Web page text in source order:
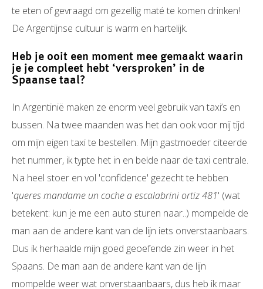
te eten of gevraagd om gezellig maté te komen drinken!
De Argentijnse cultuur is warm en hartelijk.
Heb je ooit een moment mee gemaakt waarin
je je compleet hebt ‘versproken’ in de
Spaanse taal?
In Argentinië maken ze enorm veel gebruik van taxi’s en
bussen. Na twee maanden was het dan ook voor mij tijd
om mijn eigen taxi te bestellen. Mijn gastmoeder citeerde
het nummer, ik typte het in en belde naar de taxi centrale.
Na heel stoer en vol 'confidence' gezecht te hebben
'queres mandame un coche a escalabrini ortiz 481' (wat
betekent: kun je me een auto sturen naar..) mompelde de
man aan de andere kant van de lijn iets onverstaanbaars.
Dus ik herhaalde mijn goed geoefende zin weer in het
Spaans. De man aan de andere kant van de lijn
mompelde weer wat onverstaanbaars, dus heb ik maar